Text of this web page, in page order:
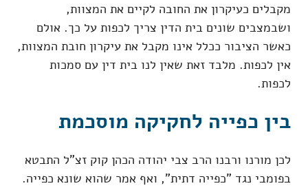
מקבלים כעיקרון את החובה לקיים את המצוות,
ושבמצבים שונים בית הדין צריך לכפות על כך. אולם
כאשר הציבור ככלל אינו מקבל את עיקרון חובת המצוות,
אין לכפות. מלבד זאת שאין לנו בית דין עם סמכות
לכפות.
בין כפייה לחקיקה מוסכמת
לכן מורנו ורבנו הרב צבי יהודה הכהן קוק זצ"ל התבטא
בפומבי נגד "כפייה דתית", ואף אמר שהוא שונא כפייה.